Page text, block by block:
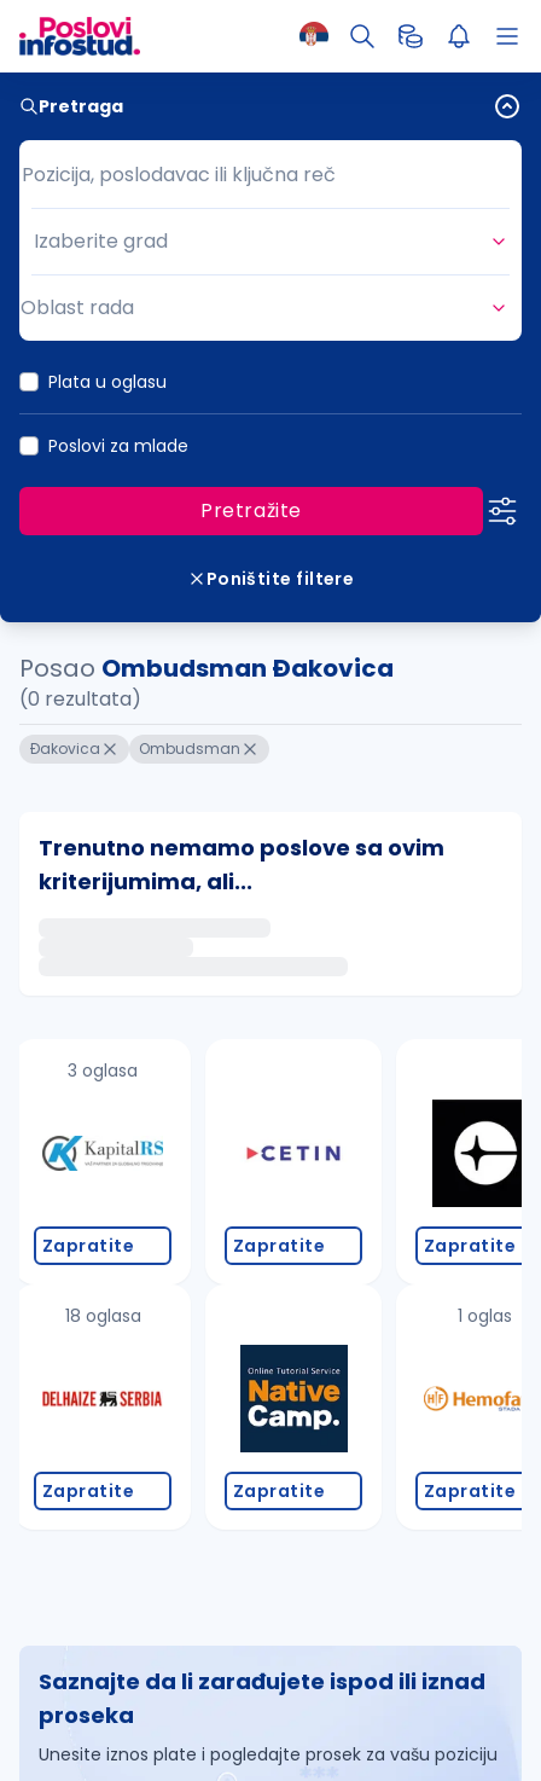
Pretraga
Pozicija, poslodavac ili ključna reč
Pozicija, poslodavac ili ključna reč
Grad
Izaberite grad
Oblast rada
Plata u oglasu
Poslovi za mlade
Pretražite
Poništite filtere
Posao Ombudsman Ðakovica
(0 rezultata)
Ðakovica Ombudsman
Trenutno nemamo poslove sa ovim
kriterijumima, ali...
proverite pravopisne greške (koristite č, ć, š, đ,
promenite odabrane filtere pretrage
3 oglasa
Zapratite
18 oglasa
Zapratite
Zapratite
Zapratite
Zapratite
1 oglas
Zapratite
Saznajte da li zarađujete ispod ili iznad
proseka
Unesite iznos plate i pogledajte prosek za vašu poziciju